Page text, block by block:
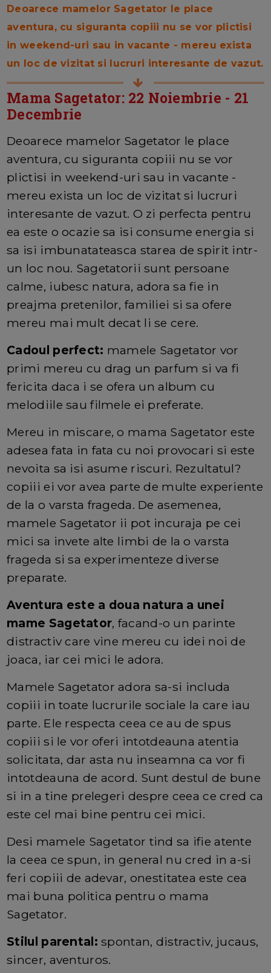
Deoarece mamelor Sagetator le place
aventura, cu siguranta copiii nu se vor plictisi
in weekend-uri sau in vacante - mereu exista
un loc de vizitat si lucruri interesante de vazut.
Mama Sagetator: 22 Noiembrie - 21
Decembrie
Deoarece mamelor Sagetator le place
aventura, cu siguranta copiii nu se vor
plictisi in weekend-uri sau in vacante -
mereu exista un loc de vizitat si lucruri
interesante de vazut. O zi perfecta pentru
ea este o ocazie sa isi consume energia si
sa isi imbunatateasca starea de spirit intr-
un loc nou. Sagetatorii sunt persoane
calme, iubesc natura, adora sa fie in
preajma pretenilor, familiei si sa ofere
mereu mai mult decat li se cere.
Cadoul perfect: mamele Sagetator vor
primi mereu cu drag un parfum si va fi
fericita daca i se ofera un album cu
melodiile sau filmele ei preferate.
Mereu in miscare, o mama Sagetator este
adesea fata in fata cu noi provocari si este
nevoita sa isi asume riscuri. Rezultatul?
copiii ei vor avea parte de multe experiente
de la o varsta frageda. De asemenea,
mamele Sagetator ii pot incuraja pe cei
mici sa invete alte limbi de la o varsta
frageda si sa experimenteze diverse
preparate.
Aventura este a doua natura a unei
mame Sagetator, facand-o un parinte
distractiv care vine mereu cu idei noi de
joaca, iar cei mici le adora.
Mamele Sagetator adora sa-si includa
copiii in toate lucrurile sociale la care iau
parte. Ele respecta ceea ce au de spus
copiii si le vor oferi intotdeauna atentia
solicitata, dar asta nu inseamna ca vor fi
intotdeauna de acord. Sunt destul de bune
si in a tine prelegeri despre ceea ce cred ca
este cel mai bine pentru cei mici.
Desi mamele Sagetator tind sa ifie atente
la ceea ce spun, in general nu cred in a-si
feri copiii de adevar, onestitatea este cea
mai buna politica pentru o mama
Sagetator.
Stilul parental:spontan, distractiv, jucaus,
sincer, aventuros.